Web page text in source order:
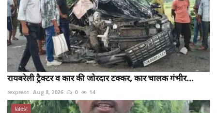
रायबरेली ट्रैक्टर व कार की जोरदार टक्कर, कार चालक गंभीर...
rexpress Aug 8, 2026 0 14
latest